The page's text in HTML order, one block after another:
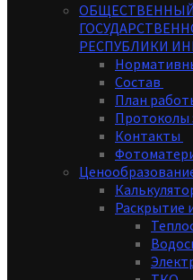
РЕСПУБЛИКИ
Состав
План
Протоколы
Контакты
Раскрытие